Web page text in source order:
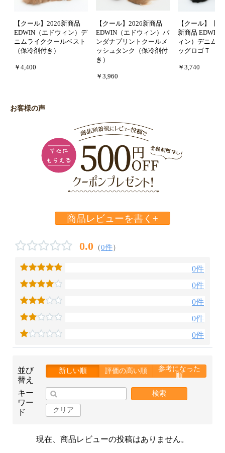
【クール】2026新商品
EDWIN（エドウィン）デ
ニムライククールベスト
（保冷剤付き）
￥4,400
【クール】2026新商品
EDWIN（エドウィン）バ
ンダナプリントクールメ
ッシュタンク（保冷剤付
き）
￥3,960
【クール】【
新商品 EDWIN
ィン）デニム
ッグロゴＴ
￥3,740
お客様の声
商品レビューを書く+
0.0 （0件）
0件
0件
0件
0件
0件
並び
替え
新しい順 評価の高い順
参考になった
順
キー
ワー
ド
検索
クリア
現在、商品レビューの投稿はありません。